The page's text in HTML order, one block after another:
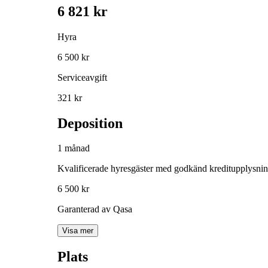
6 821 kr
Hyra
6 500 kr
Serviceavgift
321 kr
Deposition
1 månad
Kvalificerade hyresgäster med godkänd
6 500 kr
Garanterad av Qasa
Visa mer
Plats